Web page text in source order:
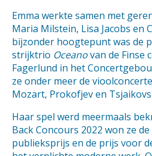
Emma werkte samen met
Maria Milstein, Lisa Jacobs en
bijzonder hoogtepunt was de
strijktrio Oceanovan de Finse
Fagerlund in het
ze onder meer de
Mozart, Prokofjev en
Haar spel werd meermaals
Back Concours 2022 won ze
publieksprijs en de prijs voor